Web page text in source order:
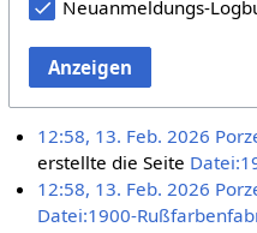
Neuanmeldungs-
Anzeigen
12:58, 13. Feb. 2026
erstellte die Seite
12:58, 13. Feb. 2026
Datei:1900-